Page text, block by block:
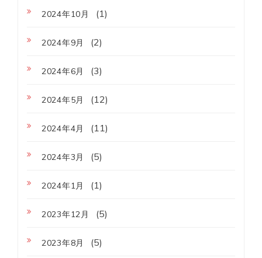
2024年10月 (1)
2024年9月 (2)
2024年6月 (3)
2024年5月 (12)
2024年4月 (11)
2024年3月 (5)
2024年1月 (1)
2023年12月 (5)
2023年8月 (5)